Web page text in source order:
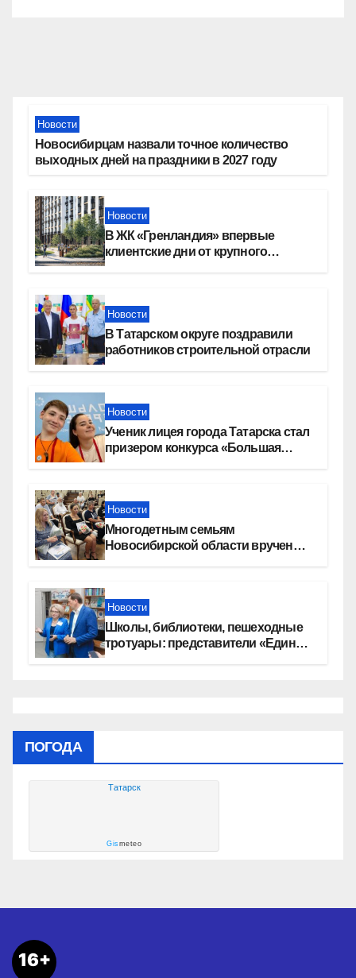
Новости
Новосибирцам назвали точное количество
выходных дней на праздники в 2027 году
Новости
В ЖК «Гренландия» впервые
клиентские дни от крупного
Новости
В Татарском округе поздравили
работников строительной отрасли
Новости
Ученик лицея города Татарска стал
призером конкурса «Большая
Новости
Многодетным семьям
Новосибирской области вручены
Новости
Школы, библиотеки, пешеходные
тротуары: представители «Единой
ПОГОДА
Татарск
Gismeteo
16+